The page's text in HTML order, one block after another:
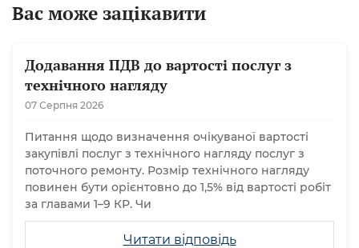
Вас може зацікавити
Додавання ПДВ до вартості послуг з
технічного нагляду
07 Серпня 2026
Читати відповідь
Питання щодо визначення очікуваної вартості
закупівлі послуг з технічного нагляду послуг з
поточного ремонту. Розмір технічного нагляду
повинен бути орієнтовно до 1,5% від вартості робіт
за главами 1–9 КР. Чи